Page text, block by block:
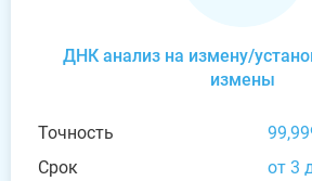
ДНК анализ на измену/
измены
Точность
Срок
от 3